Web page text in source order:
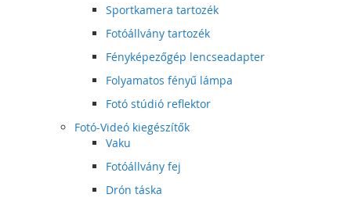
Sportkamera tartozék
Fotóállvány tartozék
Fényképezőgép lencseadapter
Folyamatos fényű lámpa
Fotó stúdió reflektor
Fotó-Videó kiegészítők
Vaku
Fotóállvány fej
Drón táska